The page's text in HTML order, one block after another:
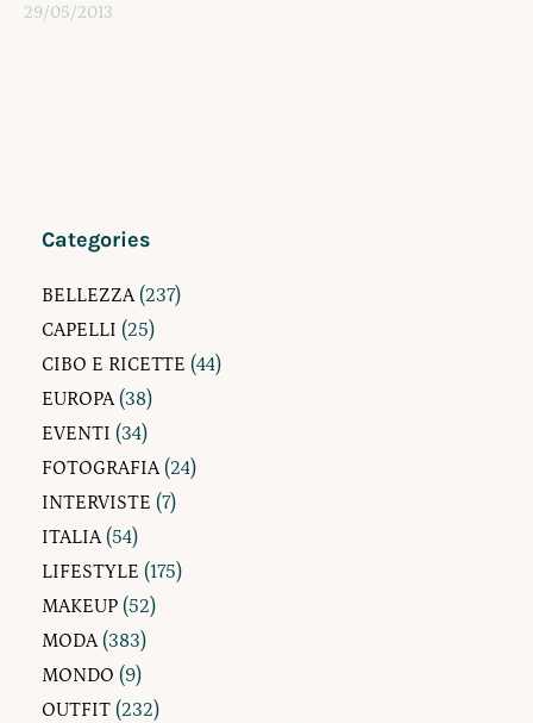
29/05/2013
Categories
BELLEZZA(237)
CAPELLI (25)
CIBO E RICETTE (44)
EUROPA(38)
EVENTI (34)
FOTOGRAFIA(24)
INTERVISTE (7)
ITALIA(54)
LIFESTYLE (175)
MAKEUP (52)
MODA(383)
MONDO (9)
OUTFIT (232)